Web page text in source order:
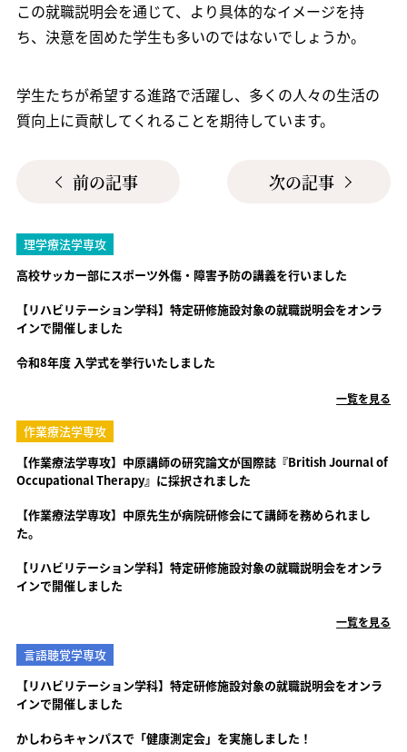
この就職説明会を通じて、より具体的なイメージを持
ち、決意を固めた学生も多いのではないでしょうか。
学生たちが希望する進路で活躍し、多くの人々の生活の
質向上に貢献してくれることを期待しています。
前の記事 次の記事
理学療法学専攻
高校サッカー部にスポーツ外傷・障害予防の講義を行いました
【リハビリテーション学科】特定研修施設対象の就職説明会をオンラ
インで開催しました
令和8年度 入学式を挙行いたしました
一覧を見る
作業療法学専攻
【作業療法学専攻】中原講師の研究論文が国際誌『British Journal of
Occupational Therapy』に採択されました
【作業療法学専攻】中原先生が病院研修会にて講師を務められまし
た。
【リハビリテーション学科】特定研修施設対象の就職説明会をオンラ
インで開催しました
一覧を見る
言語聴覚学専攻
【リハビリテーション学科】特定研修施設対象の就職説明会をオンラ
インで開催しました
かしわらキャンパスで「健康測定会」を実施しました！